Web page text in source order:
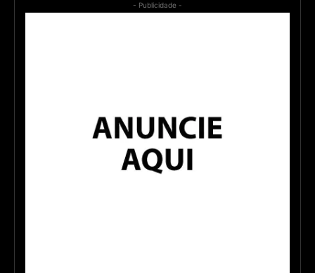
- Publicidade -